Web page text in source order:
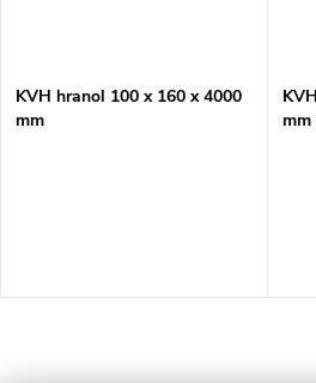
KVH hranol 100 x 160 x 4000
mm
mm